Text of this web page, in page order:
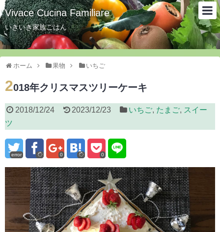
Vivace Cucina Familiare
いきいき家族ごはん
ホーム 果物 いちご
2018年クリスマスツリーケーキ
2018/12/24 2023/12/23 いちご, たまご, スイー
ツ
error 0 0